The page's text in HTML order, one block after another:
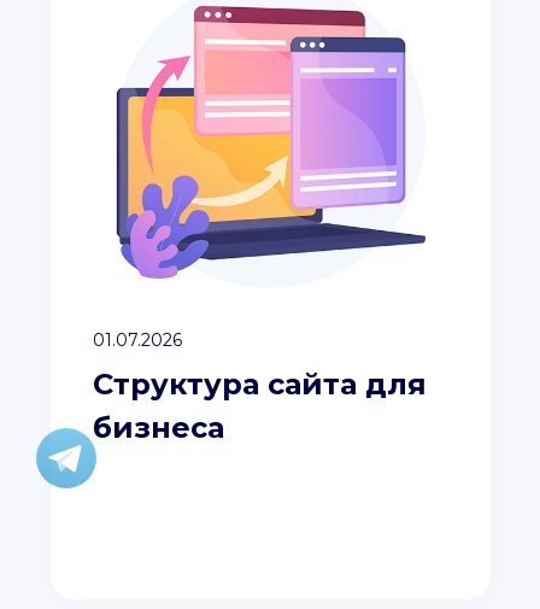
01.07.2026
Структура сайта для
бизнеса